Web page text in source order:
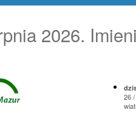
2026.
26 /